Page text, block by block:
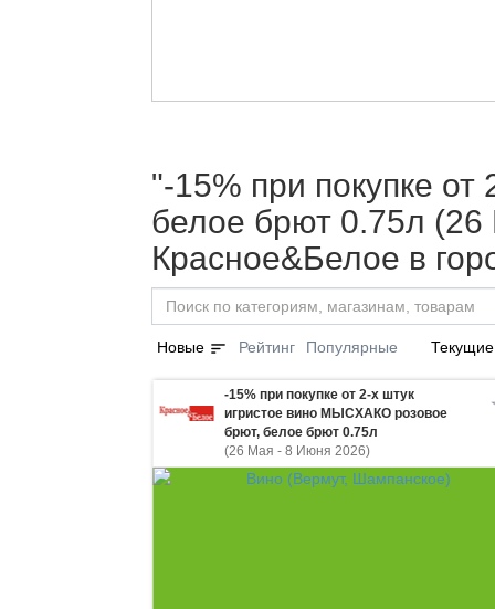
"-15% при покупке
белое брют 0.75л
Красное&Белое в
Новые sort Рейтинг Популярные Текущие
-15% при покупке от 2-х штук
игристое вино МЫСХАКО розовое
брют, белое брют 0.75л
(26 Мая - 8 Июня 2026)